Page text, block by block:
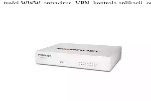
treści WWW, antywirus, VPN, kontrola aplikacji,